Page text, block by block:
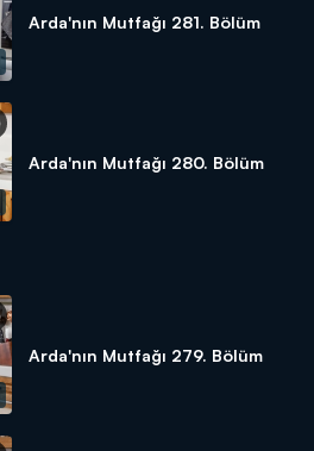
Arda'nın Mutfağı 281. Bölüm
Arda'nın Mutfağı 280. Bölüm
Arda'nın Mutfağı 279. Bölüm